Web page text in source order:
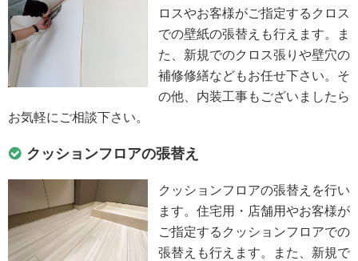
ロスやお客様がご指定するクロス
での壁紙の張替えも行えます。ま
た、新規でのクロス張りや壁穴の
補修修繕などもお任せ下さい。そ
の他、内装工事もございましたら
お気軽にご相談下さい。
クッションフロアの張替え
クッションフロアの張替えを行い
ます。住宅用・店舗用やお客様が
ご指定するクッションフロアでの
張替えも行えます。また、新規で